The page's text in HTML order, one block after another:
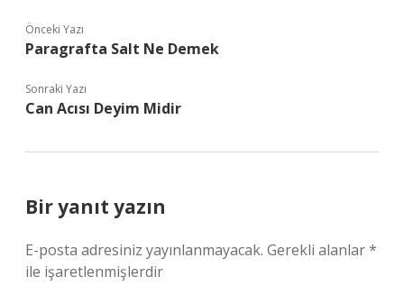
Önceki Yazı
Paragrafta Salt Ne Demek
Sonraki Yazı
Can Acısı Deyim Midir
Bir yanıt yazın
E-posta adresiniz yayınlanmayacak. Gerekli alanlar*
ile işaretlenmişlerdir